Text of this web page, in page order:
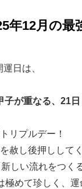
年12月の最
日は、
が重なる、21日
リプルデー！
赦し後押しして
しい流れをつく
極めて珍しく、